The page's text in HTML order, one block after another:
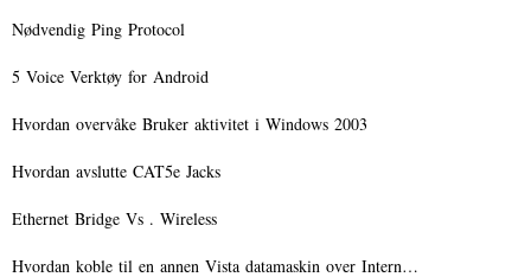
Nødvendig Ping Protocol
5 Voice Verktøy for Android
Hvordan overvåke Bruker aktivitet i Windows 2003
Hvordan avslutte CAT5e Jacks
Ethernet Bridge Vs . Wireless
Hvordan koble til en annen Vista datamaskin over Intern…